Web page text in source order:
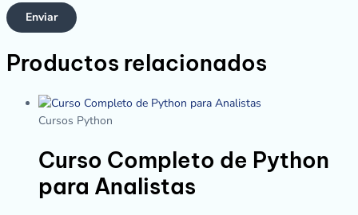
Productos relacionados
Cursos Python
Curso Completo de Python
para Analistas